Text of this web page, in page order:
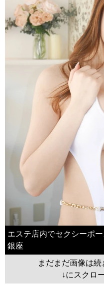
エステ店内でセクシーポ
銀座
まだまだ画像は続
↓にスクロ